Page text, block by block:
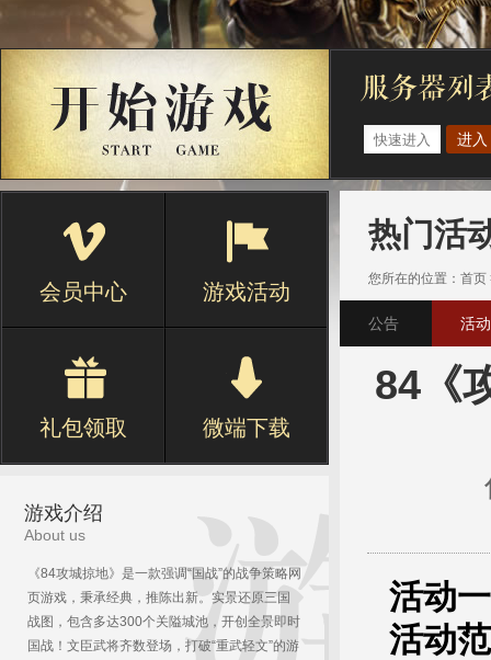
进入
会员中心 游戏活动
礼包领取 微端下载
游戏介绍
About us
《84攻城掠地》是一款强调“国战”的战争策略网
页游戏，秉承经典，推陈出新。实景还原三国
战图，包含多达300个关隘城池，开创全景即时
国战！文臣武将齐数登场，打破“重武轻文”的游
热门活
您所在的位置： 首页
公告 活动
84《
活动
活动